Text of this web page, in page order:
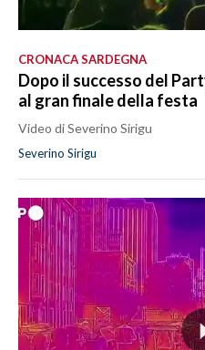
CRONACA SARDEGNA
Dopo il successo del
al gran finale della festa
Video di Severino Sirigu
Severino Sirigu